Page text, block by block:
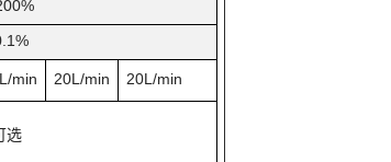
min 20L/min 20L/min
选